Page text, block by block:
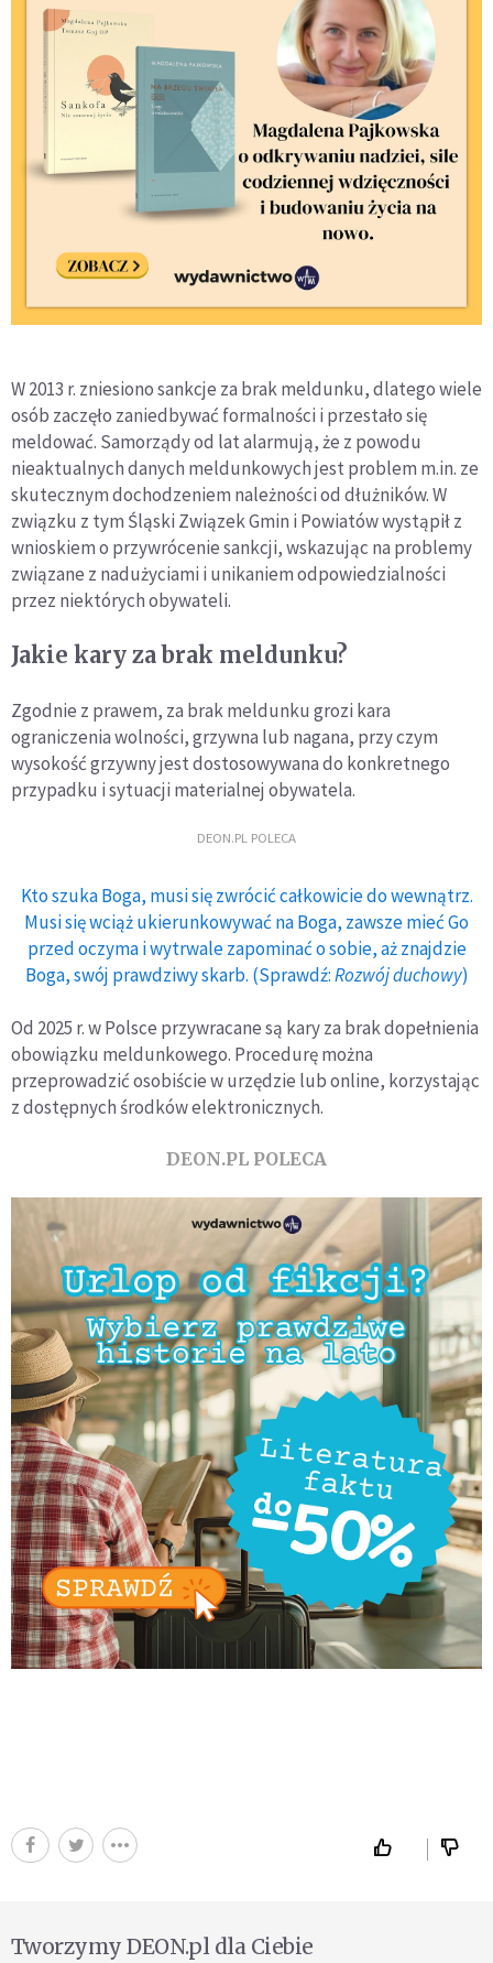
W 2013 r. zniesiono sankcje za brak meldunku, dlatego wiele
osób zaczęło zaniedbywać formalności i przestało się
meldować. Samorządy od lat alarmują, że z powodu
nieaktualnych danych meldunkowych jest problem m.in. ze
skutecznym dochodzeniem należności od dłużników. W
związku z tym Śląski Związek Gmin i Powiatów wystąpił z
wnioskiem o przywrócenie sankcji, wskazując na problemy
związane z nadużyciami i unikaniem odpowiedzialności
przez niektórych obywateli.
Jakie kary za brak meldunku?
Zgodnie z prawem, za brak meldunku grozi kara
ograniczenia wolności, grzywna lub nagana, przy czym
wysokość grzywny jest dostosowywana do konkretnego
przypadku i sytuacji materialnej obywatela.
DEON.PL POLECA
Kto szuka Boga, musi się zwrócić całkowicie do wewnątrz.
Musi się wciąż ukierunkowywać na Boga, zawsze mieć Go
przed oczyma i wytrwale zapominać o sobie, aż znajdzie
Boga, swój prawdziwy skarb. (Sprawdź:Rozwój duchowy)
Od 2025 r. w Polsce przywracane są kary za brak dopełnienia
obowiązku meldunkowego. Procedurę można
przeprowadzić osobiście w urzędzie lub online, korzystając
z dostępnych środków elektronicznych.
DEON.PL POLECA
Tworzymy DEON.pl dla Ciebie